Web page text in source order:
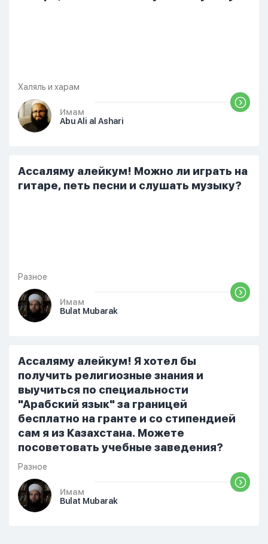
Халяль и харам
Имам
Abu Ali al Ashari
Ассаляму алейкум! Можно ли играть на
гитаре, петь песни и слушать музыку?
Разное
Имам
Bulat Mubarak
Ассаляму алейкум! Я хотел бы
получить религиозные знания и
выучиться по специальности
"Арабский язык" за границей
бесплатно на гранте и со стипендией
сам я из Казахстана. Можете
посоветовать учебные заведения?
Разное
Имам
Bulat Mubarak